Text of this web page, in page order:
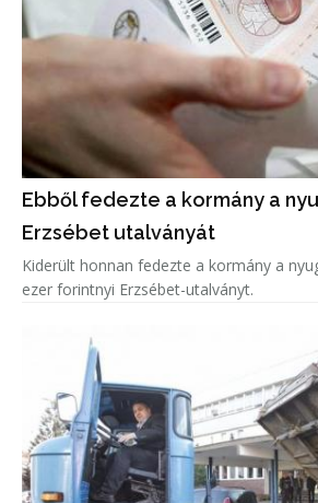
Ebből fedezte a kormány a
Erzsébet utalványát
Kiderült honnan fedezte a kormány a
ezer forintnyi Erzsébet-utalványt.